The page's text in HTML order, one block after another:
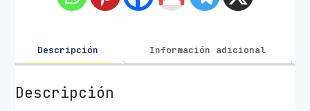
s
L
Descripción Información adicional
Descripción